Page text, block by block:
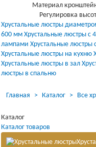
Материал
Регулировка
Загрузка...
Загрузка...
Хрустальные люстры
600 мм Хрустальные люстры с
лампами Хрустальные люстры
Хрустальные люстры на кухню
Хрустальные люстры в зал
люстры в спальню
Главная
Каталог Все
Каталог
Каталог товаров